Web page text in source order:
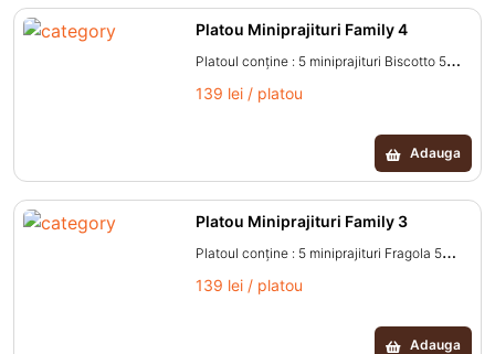
Platou Miniprajituri Family 4
Platoul conţine : 5 miniprajituri Biscotto 5
miniprajituri Karidy 5 miniprajituri Fragola 5
Forest Cantitate aproximativa platou: 0.9 kg.
139 lei / platou
Adauga
Platou Miniprajituri Family 3
Platoul conţine : 5 miniprajituri Fragola 5
miniprajituri Biscotto 7 miniprajituri Serano 6
139 lei / platou
Adauga